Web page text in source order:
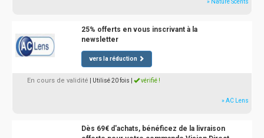
» Nature Scents
25% offerts en vous inscrivant à la
newsletter
vers la réduction
En cours de validité | Utilisé 20 fois vérifié !
» AC Lens
Dès 69€ d'achats, bénéficez de la livraison